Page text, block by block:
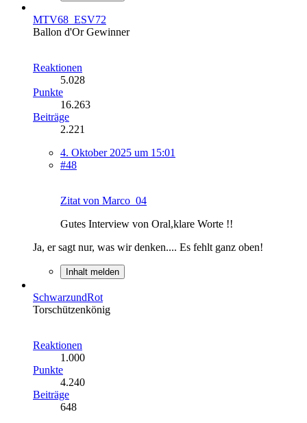
MTV68_ESV72
Ballon d'Or Gewinner
Reaktionen
5.028
Punkte
16.263
Beiträge
2.221
4. Oktober 2025 um 15:01
#48
Zitat von Marco_04
Gutes Interview von Oral,klare Worte !!
Ja, er sagt nur, was wir denken.... Es fehlt ganz oben!
Inhalt melden
SchwarzundRot
Torschützenkönig
Reaktionen
1.000
Punkte
4.240
Beiträge
648